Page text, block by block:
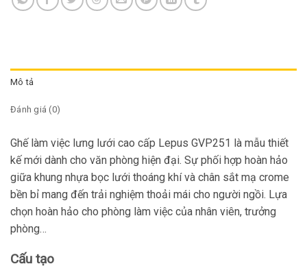
Mô tả
Đánh giá (0)
Ghế làm việc lưng lưới cao cấp Lepus GVP251 là mẫu thiết
kế mới dành cho văn phòng hiện đại. Sự phối hợp hoàn hảo
giữa khung nhựa bọc lưới thoáng khí và chân sắt mạ crome
bền bỉ mang đến trải nghiệm thoải mái cho người ngồi. Lựa
chọn hoàn hảo cho phòng làm việc của nhân viên, trưởng
phòng…
Cấu tạo